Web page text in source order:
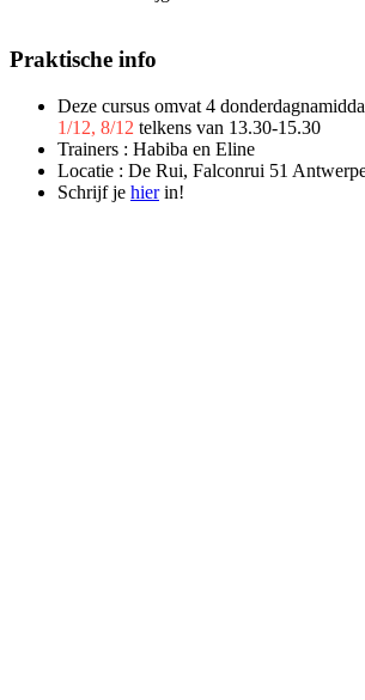
Praktische info
Deze cursus omvat 4
1/12, 8/12 telkens van 13.30-15.30
Trainers : Habiba en Eline
Locatie : De Rui, Falconrui 51
Schrijf je hierin!